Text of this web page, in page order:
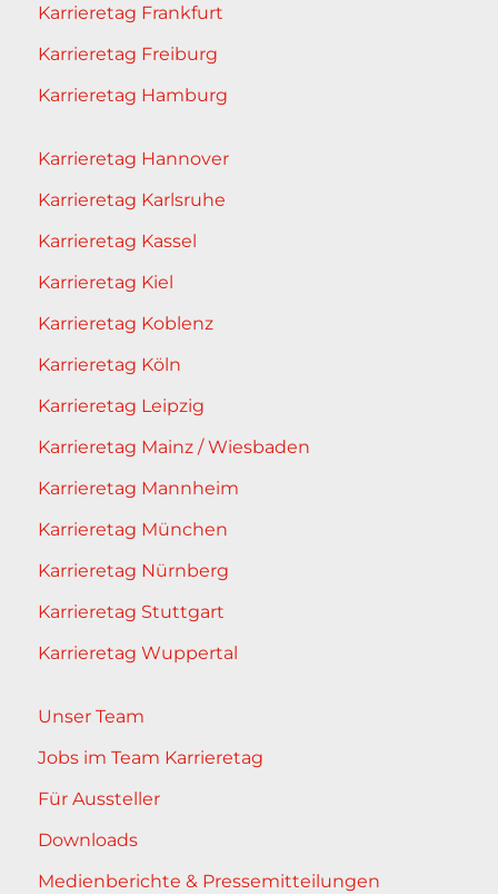
Karrieretag Frankfurt
Karrieretag Freiburg
Karrieretag Hamburg
Karrieretag Hannover
Karrieretag Karlsruhe
Karrieretag Kassel
Karrieretag Kiel
Karrieretag Koblenz
Karrieretag Köln
Karrieretag Leipzig
Karrieretag Mainz / Wiesbaden
Karrieretag Mannheim
Karrieretag München
Karrieretag Nürnberg
Karrieretag Stuttgart
Karrieretag Wuppertal
Unser Team
Jobs im Team Karrieretag
Für Aussteller
Downloads
Medienberichte & Pressemitteilungen